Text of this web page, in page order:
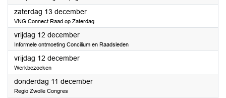
zaterdag 13 december2025
VNG Connect Raad op Zaterdag
vrijdag 12 december2025
Informele ontmoeting Concilium en Raadsleden
vrijdag 12 december2025
Werkbezoeken
donderdag 11 december2025
Regio Zwolle Congres